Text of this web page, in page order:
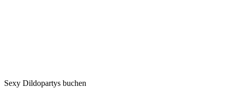
Sexy Dildopartys buchen